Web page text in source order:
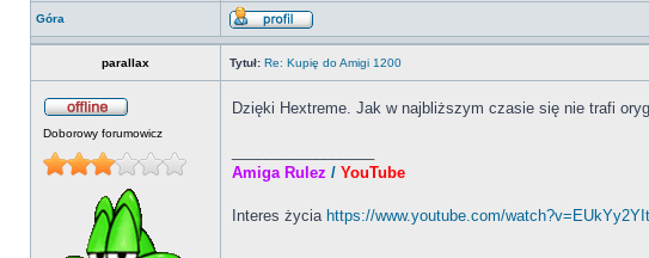
Góra
parallax Tytuł: Re: Kupię do Amigi 1200
Doborowy forumowicz
Dzięki Hextreme. Jak w najbliższym czasie się nie trafi
Amiga Rulez / YouTube
Interes życia https://www.youtube.com/